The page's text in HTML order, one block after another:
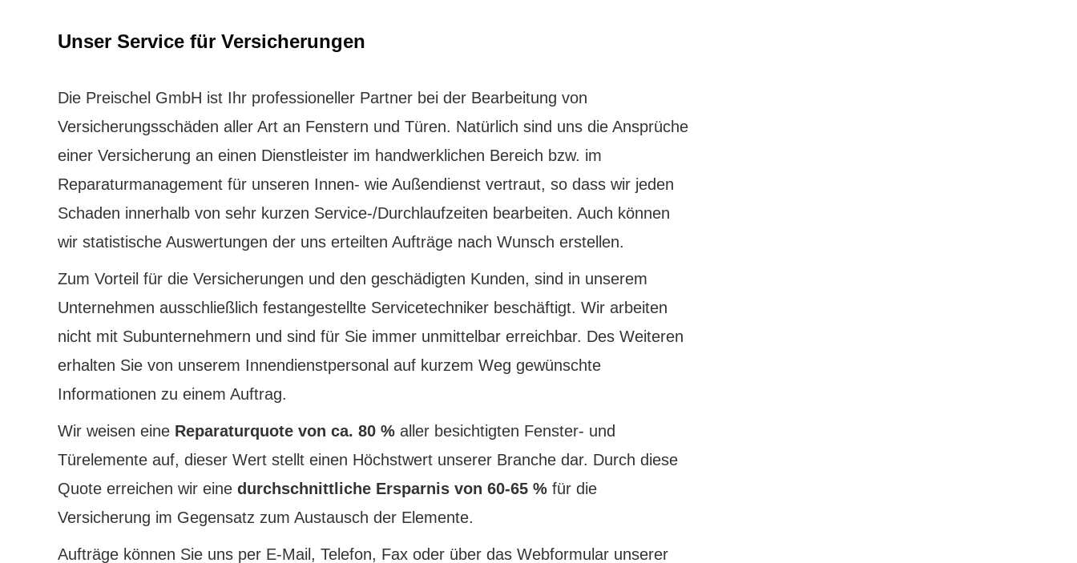
Unser Service für Versicherungen
Die Preischel GmbH ist Ihr professioneller Partner bei der Bearbeitung von
Versicherungsschäden aller Art an Fenstern und Türen. Natürlich sind uns die Ansprüche
einer Versicherung an einen Dienstleister im handwerklichen Bereich bzw. im
Reparaturmanagement für unseren Innen- wie Außendienst vertraut, so dass wir jeden
Schaden innerhalb von sehr kurzen Service-/Durchlaufzeiten bearbeiten. Auch können
wir statistische Auswertungen der uns erteilten Aufträge nach Wunsch erstellen.
Zum Vorteil für die Versicherungen und den geschädigten Kunden, sind in unserem
Unternehmen ausschließlich festangestellte Servicetechniker beschäftigt. Wir arbeiten
nicht mit Subunternehmern und sind für Sie immer unmittelbar erreichbar. Des Weiteren
erhalten Sie von unserem Innendienstpersonal auf kurzem Weg gewünschte
Informationen zu einem Auftrag.
Wir weisen eine Reparaturquote von ca. 80 % aller besichtigten Fenster- und
Türelemente auf, dieser Wert stellt einen Höchstwert unserer Branche dar. Durch diese
Quote erreichen wir eine durchschnittliche Ersparnis von 60-65 % für die
Versicherung im Gegensatz zum Austausch der Elemente.
Aufträge können Sie uns per E-Mail, Telefon, Fax oder über das Webformular unserer